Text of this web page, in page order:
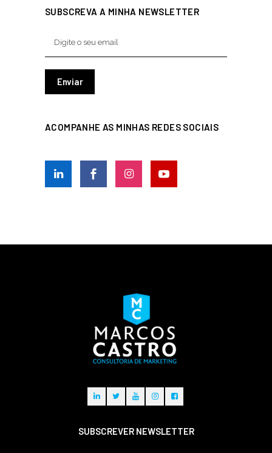
SUBSCREVA A MINHA NEWSLETTER
ACOMPANHE AS MINHAS REDES SOCIAIS
SUBSCREVER NEWSLETTER